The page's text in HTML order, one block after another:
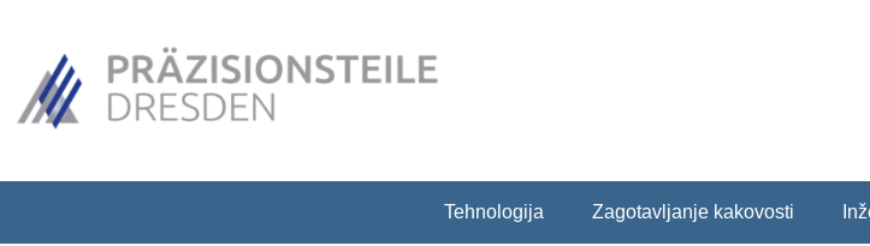
Tehnologija Zagotavljanje kakovosti